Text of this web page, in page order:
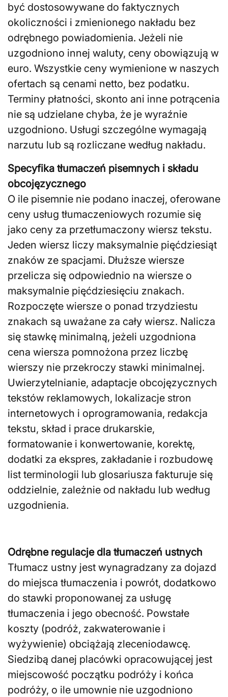
być dostosowywane do faktycznych
okoliczności i zmienionego nakładu bez
odrębnego powiadomienia. Jeżeli nie
uzgodniono innej waluty, ceny obowiązują w
euro. Wszystkie ceny wymienione w naszych
ofertach są cenami netto, bez podatku.
Terminy płatności, skonto ani inne potrącenia
nie są udzielane chyba, że je wyraźnie
uzgodniono. Usługi szczególne wymagają
narzutu lub są rozliczane według nakładu.
Specyfika tłumaczeń pisemnych i składu
obcojęzycznego
O ile pisemnie nie podano inaczej, oferowane
ceny usług tłumaczeniowych rozumie się
jako ceny za przetłumaczony wiersz tekstu.
Jeden wiersz liczy maksymalnie pięćdziesiąt
znaków ze spacjami. Dłuższe wiersze
przelicza się odpowiednio na wiersze o
maksymalnie pięćdziesięciu znakach.
Rozpoczęte wiersze o ponad trzydziestu
znakach są uważane za cały wiersz. Nalicza
się stawkę minimalną, jeżeli uzgodniona
cena wiersza pomnożona przez liczbę
wierszy nie przekroczy stawki minimalnej.
Uwierzytelnianie, adaptacje obcojęzycznych
tekstów reklamowych, lokalizacje stron
internetowych i oprogramowania, redakcja
tekstu, skład i prace drukarskie,
formatowanie i konwertowanie, korektę,
dodatki za ekspres, zakładanie i rozbudowę
list terminologii lub glosariusza fakturuje się
oddzielnie, zależnie od nakładu lub według
uzgodnienia.
Odrębne regulacje dla tłumaczeń ustnych
Tłumacz ustny jest wynagradzany za dojazd
do miejsca tłumaczenia i powrót, dodatkowo
do stawki proponowanej za usługę
tłumaczenia i jego obecność. Powstałe
koszty (podróż, zakwaterowanie i
wyżywienie) obciążają zleceniodawcę.
Siedzibą danej placówki opracowującej jest
miejscowość początku podróży i końca
podróży, o ile umownie nie uzgodniono